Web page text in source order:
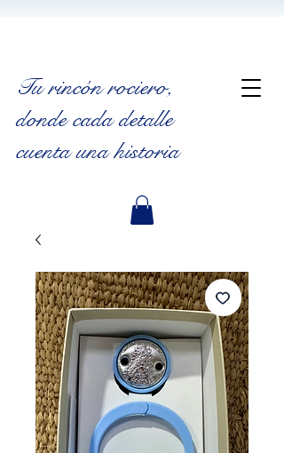
Tu rincón rociero,
donde cada detalle
cuenta una historia